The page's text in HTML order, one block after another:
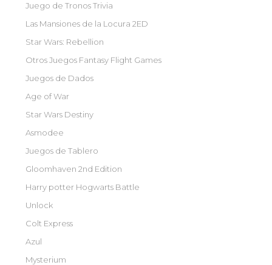
Juego de Tronos Trivia
Las Mansiones de la Locura 2ED
Star Wars: Rebellion
Otros Juegos Fantasy Flight Games
Juegos de Dados
Age of War
Star Wars Destiny
Asmodee
Juegos de Tablero
Gloomhaven 2nd Edition
Harry potter Hogwarts Battle
Unlock
Colt Express
Azul
Mysterium